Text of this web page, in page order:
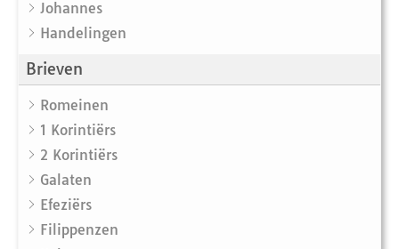
Johannes
Handelingen
Brieven
Romeinen
1 Korintiërs
2 Korintiërs
Galaten
Efeziërs
Filippenzen